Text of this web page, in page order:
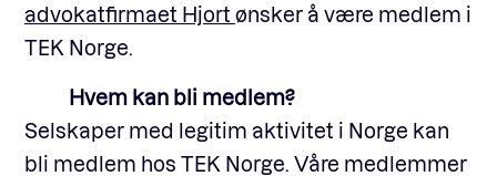
advokatfirmaet Hjort ønsker å være medlem i
TEK Norge.
Hvem kan bli medlem?
Selskaper med legitim aktivitet i Norge kan
bli medlem hos TEK Norge. Våre medlemmer